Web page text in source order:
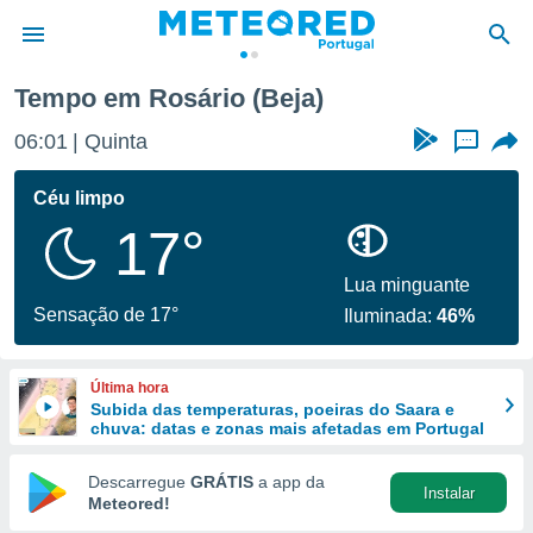
da
foi
fornecidas
a este
das
e
forma
digital
Tempo em Rosário (Beja)
06:01 Quinta ...
Céu limpo
17°
Sensação de 17°
Lua minguante
Iluminada:46%
Última hora
Subida das temperaturas, poeiras do Saara e
chuva: datas e zonas mais afetadas em Portugal
Descarregue GRÁTIS a app da
Meteored!
Instalar